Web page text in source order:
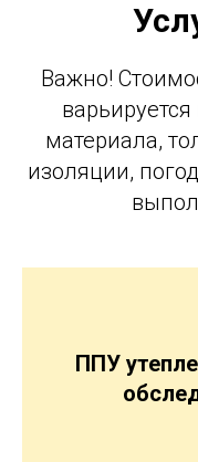
Важно!
материала,
изоляции,
ППУ